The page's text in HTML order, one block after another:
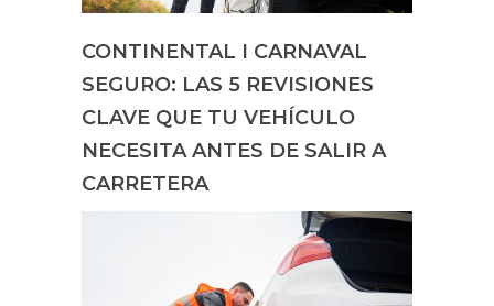
CONTINENTAL I CARNAVAL
SEGURO: LAS 5 REVISIONES
CLAVE QUE TU VEHÍCULO
NECESITA ANTES DE SALIR A
CARRETERA